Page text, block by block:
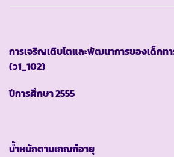
การเจริญเติบโตและพัฒนาการของเด็กท
(ว1_102)
ปีการศึกษา2555
น้ำหนักตามเกณฑ์อายุ